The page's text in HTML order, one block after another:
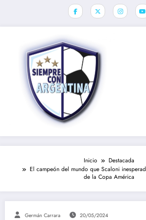
Inicio
Destacada
El campeón del mundo que Scaloni
de la Copa América
Germán Carrara 20/05/2024